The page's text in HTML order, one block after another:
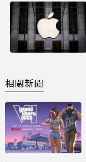
相關新聞